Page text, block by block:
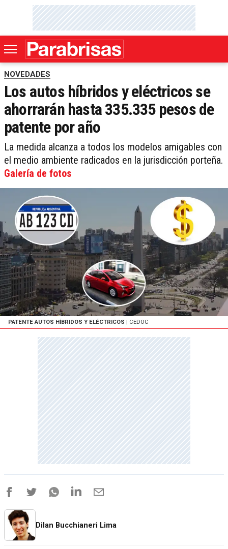
NOVEDADES
Los autos híbridos y eléctricos se
ahorrarán hasta 335.335 pesos de
patente por año
La medida alcanza a todos los modelos amigables con
el medio ambiente radicados en la jurisdicción porteña.
Galería de fotos
PATENTE AUTOS HÍBRIDOS Y ELÉCTRICOS | CEDOC
Dilan Bucchianeri Lima